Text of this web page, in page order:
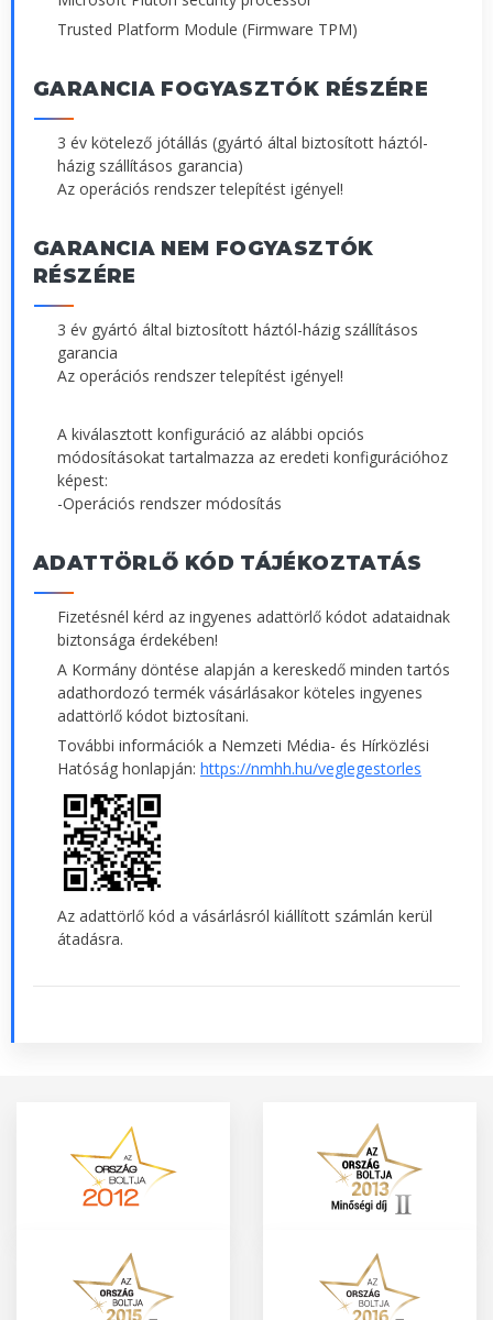
Trusted Platform Module (Firmware TPM)
GARANCIA FOGYASZTÓK RÉSZÉRE
3 év kötelező jótállás (gyártó által biztosított háztól-
házig szállításos garancia)
Az operációs rendszer telepítést igényel!
GARANCIA NEM FOGYASZTÓK
RÉSZÉRE
3 év gyártó által biztosított háztól-házig szállításos
garancia
Az operációs rendszer telepítést igényel!
A kiválasztott konfiguráció az alábbi opciós
módosításokat tartalmazza az eredeti konfigurációhoz
képest:
-Operációs rendszer módosítás
ADATTÖRLŐ KÓD TÁJÉKOZTATÁS
Fizetésnél kérd az ingyenes adattörlő kódot adataidnak
biztonsága érdekében!
A Kormány döntése alapján a kereskedő minden tartós
adathordozó termék vásárlásakor köteles ingyenes
adattörlő kódot biztosítani.
További információk a Nemzeti Média- és Hírközlési
Hatóság honlapján: https://nmhh.hu/veglegestorles
Az adattörlő kód a vásárlásról kiállított számlán kerül
átadásra.